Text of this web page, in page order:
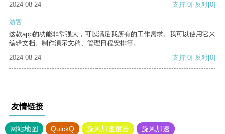
2024-08-24 支持[0] 反对[0]
游客
这款app的功能非常强大，可以满足我所有的工作需求。我可以使用它来
编辑文档、制作演示文稿、管理日程安排等。
2024-08-24
支持[0] 反对[0]
友情链接
网站地图 QuickQ 旋风加速度器
旋风加速